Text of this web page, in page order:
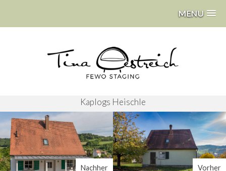
MENU
Kaplogs Heischle
Nachher Vorher